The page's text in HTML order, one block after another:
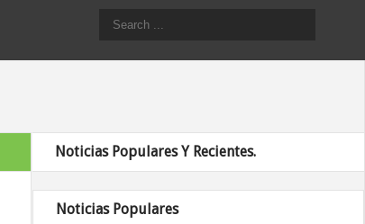
Noticias Populares Y Recientes.
Noticias Populares